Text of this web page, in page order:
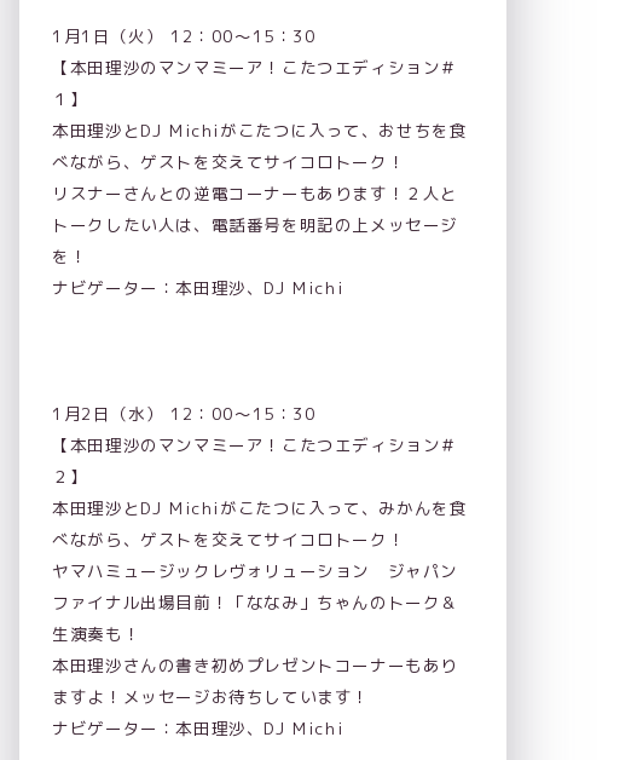
1月1日（火） 12：00～15：30
【本田理沙のマンマミーア！こたつエディション＃
１】
本田理沙とDJ Michiがこたつに入って、おせちを食
べながら、ゲストを交えてサイコロトーク！
リスナーさんとの逆電コーナーもあります！２人と
トークしたい人は、電話番号を明記の上メッセージ
を！
ナビゲーター：本田理沙、DJ Michi
1月2日（水） 12：00～15：30
【本田理沙のマンマミーア！こたつエディション＃
２】
本田理沙とDJ Michiがこたつに入って、みかんを食
べながら、ゲストを交えてサイコロトーク！
ヤマハミュージックレヴォリューション ジャパン
ファイナル出場目前！「ななみ」ちゃんのトーク＆
生演奏も！
本田理沙さんの書き初めプレゼントコーナーもあり
ますよ！メッセージお待ちしています！
ナビゲーター：本田理沙、DJ Michi